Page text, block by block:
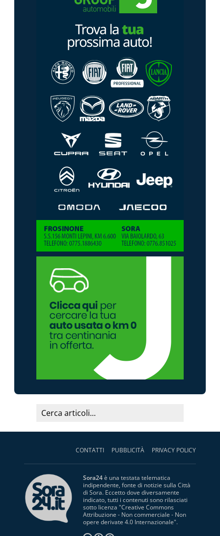
CONTATTI PUBBLICITÀ PRIVACY POLICY
Sora24è una testata telematica
indipendente, fonte di notizie sulla Città
di Sora. Eccetto dove diversamente
indicato, tutti i contenuti sono rilasciati
sotto licenza "Creative Commons
Attribuzione - Non commerciale - Non
opere derivate 4.0 Internazionale".